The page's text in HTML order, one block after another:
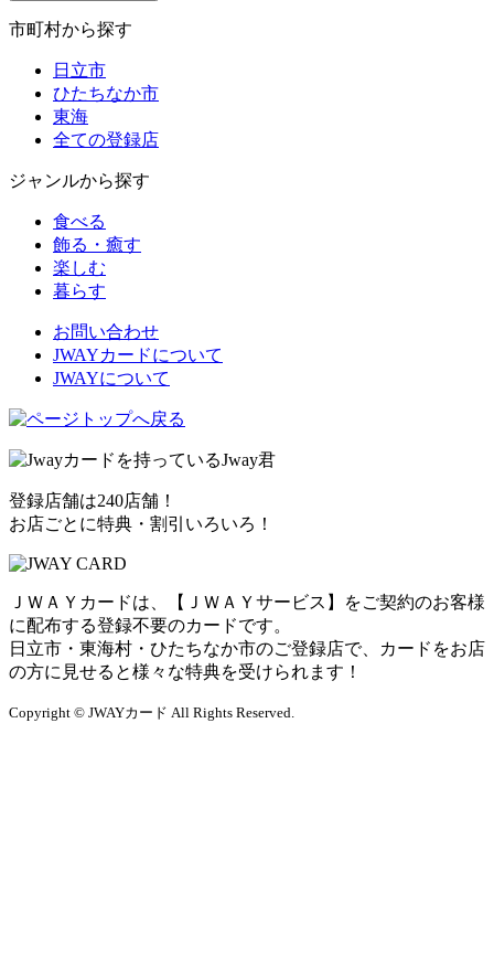
市町村から探す
日立市
ひたちなか市
東海
全ての登録店
ジャンルから探す
食べる
飾る・癒す
楽しむ
暮らす
お問い合わせ
JWAYカードについて
JWAYについて
登録店舗は240店舗！
お店ごとに特典・割引いろいろ！
ＪＷＡＹカードは、【ＪＷＡＹサービス】をご契約のお客様
に配布する登録不要のカードです。
日立市・東海村・ひたちなか市のご登録店で、カードをお店
の方に見せると様々な特典を受けられます！
Copyright © JWAYカード All Rights Reserved.